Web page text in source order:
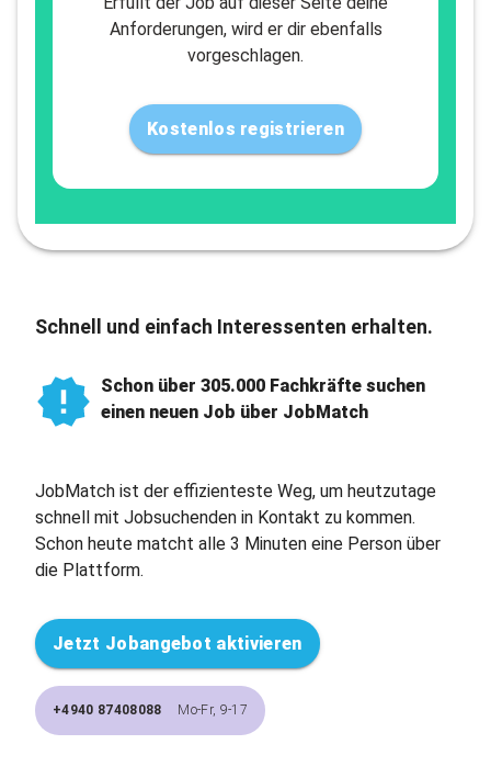
Anforderungen, wird er dir ebenfalls
vorgeschlagen.
Kostenlos registrieren
Schnell und einfach Interessenten erhalten.
Schon über 305.000 Fachkräfte suchen
einen neuen Job über JobMatch
JobMatch ist der effizienteste Weg, um heutzutage
schnell mit Jobsuchenden in Kontakt zu kommen.
Schon heute matcht alle 3 Minuten eine Person über
die Plattform.
Jetzt Jobangebot aktivieren
+4940 87408088 Mo-Fr, 9-17